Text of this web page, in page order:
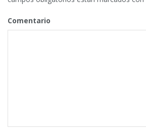
Comentario